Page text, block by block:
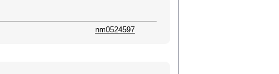
nm0524597